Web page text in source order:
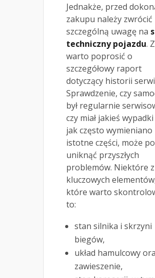
Jednakże, przed
zakupu należy zwrócić
szczególną uwagę na
techniczny pojazdu.
warto poprosić o
szczegółowy raport
dotyczący historii
Sprawdzenie, czy
był regularnie
czy miał jakieś
jak często wymieniano
istotne części, może
uniknąć przyszłych
problemów. Niektóre z
kluczowych
które warto
to:
stan silnika i skrzyni
biegów,
układ hamulcowy
zawieszenie,